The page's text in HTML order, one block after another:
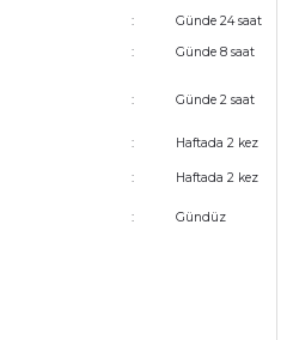
:
Günde 24 saat
: Günde 8 saat
: Günde 2 saat
: Haftada 2 kez
: Haftada 2 kez
: Gündüz